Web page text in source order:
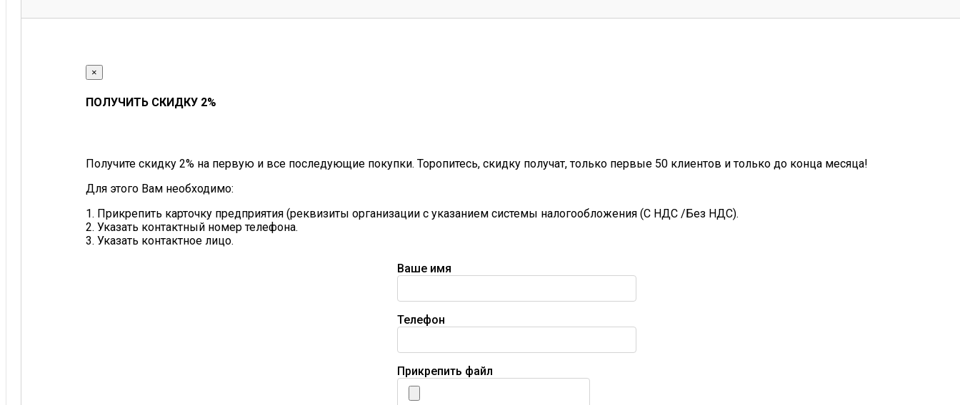
×
ПОЛУЧИТЬ СКИДКУ 2%
Получите скидку 2% на первую и все последующие покупки. Торопитесь, скидку получат, только первые 50 клиентов и только до конца месяца!
Для этого Вам необходимо:
1. Прикрепить карточку предприятия (реквизиты организации с указанием системы налогообложения (С НДС /Без НДС).
2. Указать контактный номер телефона.
3. Указать контактное лицо.
Ваше имя
Телефон
Прикрепить файл